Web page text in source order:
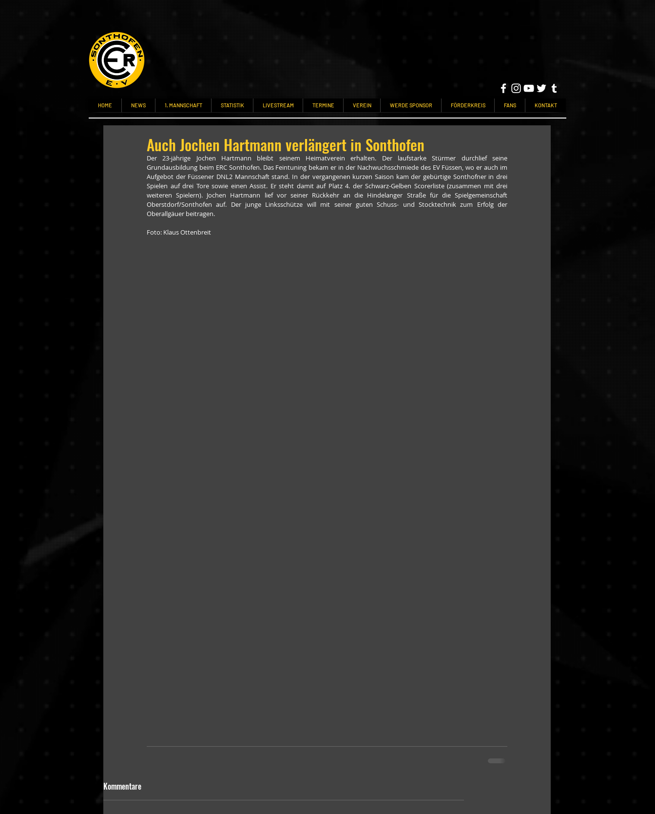
HOME NEWS 1. MANNSCHAFT STATISTIK LIVESTREAM TERMINE VEREIN WERDE SPONSOR FÖRDERKREIS FANS KONTAKT
Auch Jochen Hartmann verlängert in Sonthofen
Der 23-jährige Jochen Hartmann bleibt seinem Heimatverein erhalten. Der laufstarke Stürmer durchlief seine
Grundausbildung beim ERC Sonthofen. Das Feintuning bekam er in der Nachwuchsschmiede des EV Füssen, wo er auch im
Aufgebot der Füssener DNL2 Mannschaft stand. In der vergangenen kurzen Saison kam der gebürtige Sonthofner in drei
Spielen auf drei Tore sowie einen Assist. Er steht damit auf Platz 4. der Schwarz-Gelben Scorerliste (zusammen mit drei
weiteren Spielern). Jochen Hartmann lief vor seiner Rückkehr an die Hindelanger Straße für die Spielgemeinschaft
Oberstdorf/Sonthofen auf. Der junge Linksschütze will mit seiner guten Schuss- und Stocktechnik zum Erfolg der
Oberallgäuer beitragen.
Foto: Klaus Ottenbreit
Kommentare